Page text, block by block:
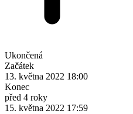
Ukončená
Začátek
13. května 2022 18:00
Konec
před 4 roky
15. května 2022 17:59